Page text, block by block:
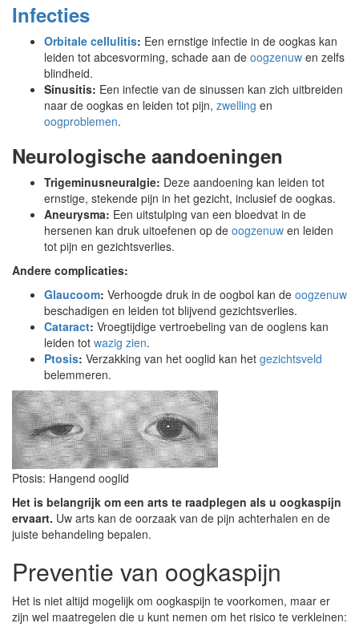
Infecties
Orbitale cellulitis: Een ernstige infectie in de oogkas kan
leiden tot abcesvorming, schade aan de oogzenuw en zelfs
blindheid.
Sinusitis: Een infectie van de sinussen kan zich uitbreiden
naar de oogkas en leiden tot pijn, zwelling en
oogproblemen.
Neurologische aandoeningen
Trigeminusneuralgie: Deze aandoening kan leiden tot
ernstige, stekende pijn in het gezicht, inclusief de oogkas.
Aneurysma: Een uitstulping van een bloedvat in de
hersenen kan druk uitoefenen op de oogzenuw en leiden
tot pijn en gezichtsverlies.
Andere complicaties:
Glaucoom: Verhoogde druk in de oogbol kan de oogzenuw
beschadigen en leiden tot blijvend gezichtsverlies.
Cataract: Vroegtijdige vertroebeling van de ooglens kan
leiden tot wazig zien.
Ptosis: Verzakking van het ooglid kan het gezichtsveld
belemmeren.
Ptosis: Hangend ooglid
Het is belangrijk om een arts te raadplegen als u oogkaspijn
ervaart. Uw arts kan de oorzaak van de pijn achterhalen en de
juiste behandeling bepalen.
Preventie van oogkaspijn
Het is niet altijd mogelijk om oogkaspijn te voorkomen, maar er
zijn wel maatregelen die u kunt nemen om het risico te verkleinen: